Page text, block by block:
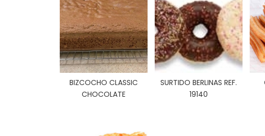
BIZCOCHO CLASSIC
CHOCOLATE
SURTIDO BERLINAS REF.
19140